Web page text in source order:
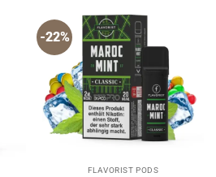
-22%
FLAVORIST PODS